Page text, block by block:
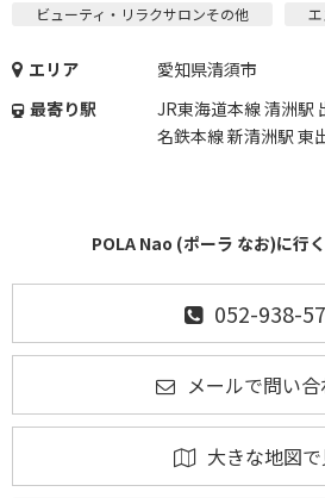
ビューティ・リラクサロンその他
エリア
愛知県清須市
最寄り駅
JR東海道本線 清洲駅
名鉄本線 新清洲駅 東
POLA Nao (ポーラ なお)に行
052-938-
メールで問い
大きな地図